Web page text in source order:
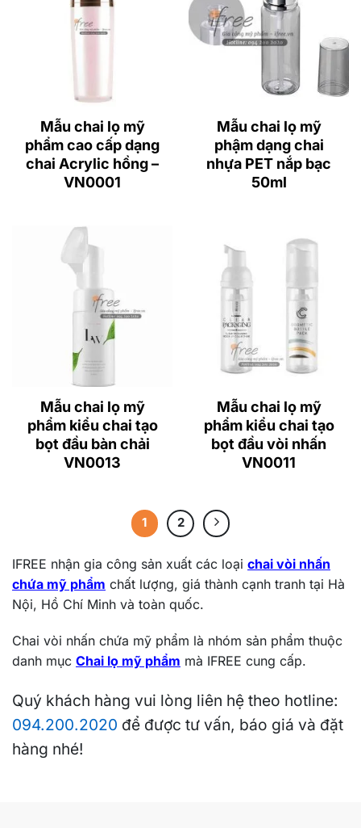
Mẫu chai lọ mỹ
phẩm cao cấp dạng
chai Acrylic hồng –
VN0001
Mẫu chai lọ mỹ
phậm dạng chai
nhựa PET nắp bạc
50ml
Mẫu chai lọ mỹ
phẩm kiểu chai tạo
bọt đầu bàn chải
VN0013
Mẫu chai lọ mỹ
phẩm kiểu chai tạo
bọt đầu vòi nhấn
VN0011
1 2
IFREE nhận gia công sản xuất các loại chai vòi nhấn
chứa mỹ phẩm chất lượng, giá thành cạnh tranh tại Hà
Nội, Hồ Chí Minh và toàn quốc.
Chai vòi nhấn chứa mỹ phẩm là nhóm sản phẩm thuộc
danh mục Chai lọ mỹ phẩm mà IFREE cung cấp.
Quý khách hàng vui lòng liên hệ theo hotline:
094.200.2020 để được tư vấn, báo giá và đặt
hàng nhé!